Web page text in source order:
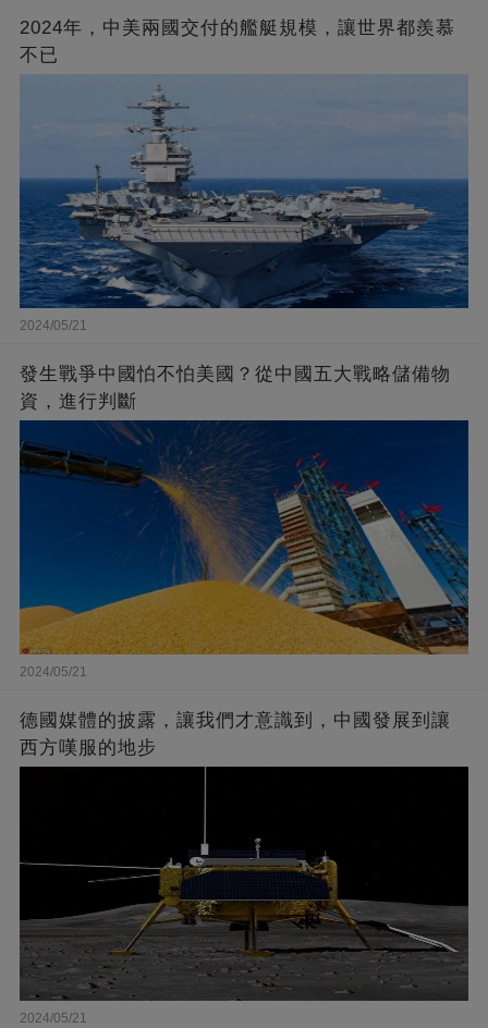
2024年，中美兩國交付的艦艇規模，讓世界都羨慕
不已
2024/05/21
發生戰爭中國怕不怕美國？從中國五大戰略儲備物
資，進行判斷
2024/05/21
德國媒體的披露，讓我們才意識到，中國發展到讓
西方嘆服的地步
2024/05/21